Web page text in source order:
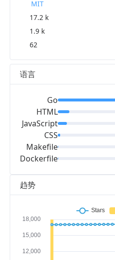
趋势
MIT
17.2 k
1.9 k
62
语言
Go
HTML
JavaScript
CSS
Makefile
Dockerfile